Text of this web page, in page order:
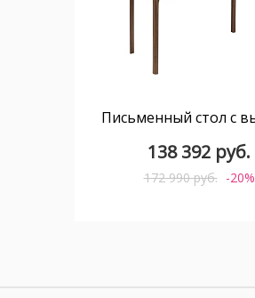
138 392 руб.
172 990 руб. -20%